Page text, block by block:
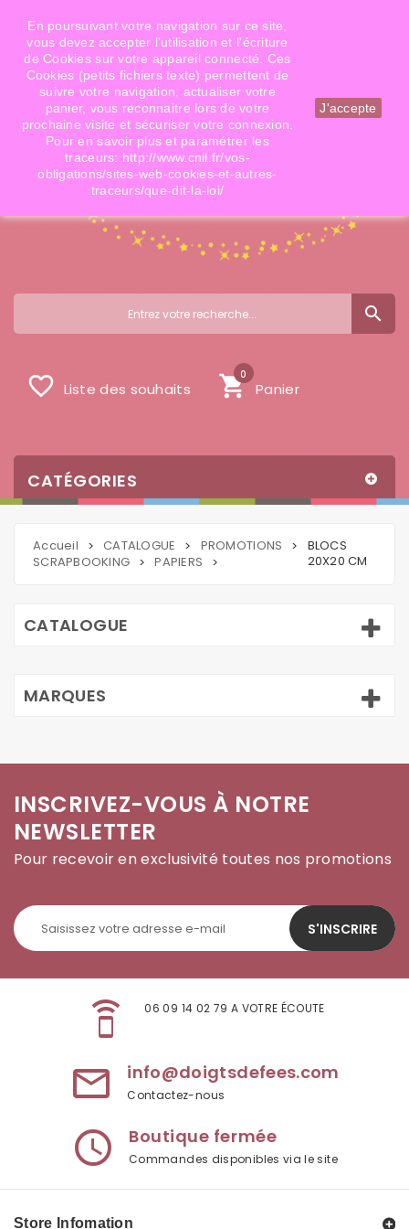
Téléphone: 06 09 14 02 79 Email: info@doigtsdefees.com
Mon compte
search
shopping_cart Panier
0
favorite_border Liste des souhaits
CATÉGORIES
Accueil > CATALOGUE > PROMOTIONS
>
SCRAPBOOKING > PAPIERS >
BLOCS
20X20 CM
CATALOGUE
MARQUES
INSCRIVEZ-VOUS À NOTRE
NEWSLETTER
Pour recevoir en exclusivité toutes nos promotions
S'INSCRIRE
speaker_phone 06 09 14 02 79 A VOTRE ÉCOUTE
mail_outline info@doigtsdefees.com
Contactez-nous
access_time Boutique fermée
Commandes disponibles via le site
Store Infomation
En poursuivant votre navigation sur ce site,
vous devez accepter l’utilisation et l'écriture
de Cookies sur votre appareil connecté. Ces
Cookies (petits fichiers texte) permettent de
suivre votre navigation, actualiser votre
panier, vous reconnaitre lors de votre
prochaine visite et sécuriser votre connexion.
Pour en savoir plus et paramétrer les
traceurs: http://www.cnil.fr/vos-
obligations/sites-web-cookies-et-autres-
traceurs/que-dit-la-loi/
J'accepte